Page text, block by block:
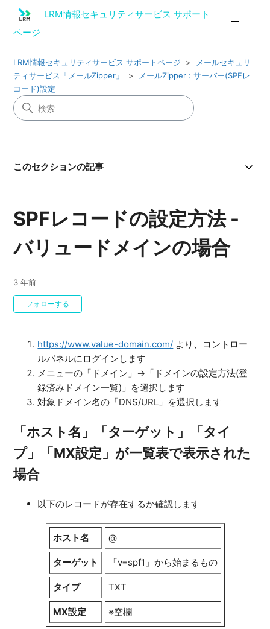
LRM情報セキュリティサービス サポート
ページ
LRM情報セキュリティサービス サポートページ
メールセキュリ
ティサービス「メールZipper」
メールZipper : サーバー(SPFレ
コード)設定
このセクションの記事
SPFレコードの設定方法 -
バリュードメインの場合
3 年前
フォローする
https://www.value-domain.com/ より、コントロー
ルパネルにログインします
メニューの「ドメイン」→「ドメインの設定方法(登
録済みドメイン一覧)」を選択します
対象ドメイン名の「DNS/URL」を選択します
「ホスト名」「ターゲット」「タイ
プ」「MX設定」が一覧表で表示された
場合
以下のレコードが存在するか確認します
ホスト名 @
ターゲット 「v=spf1」から始まるもの
タイプ TXT
MX設定 ※空欄